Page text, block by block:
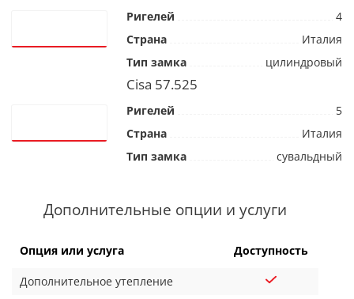
Ригелей
4
Страна
Италия
Тип замка
цилиндровый
Cisa 57.525
Ригелей
5
Страна
Италия
Тип замка
сувальдный
Дополнительные опции и услуги
Опция или услуга Доступность
Дополнительное утепление